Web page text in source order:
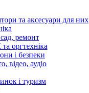
та аксесуари для них
ремонт
оргтехніка
і безпеки
відео, аудіо
і туризм